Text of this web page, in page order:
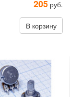
205 руб.
В корзину